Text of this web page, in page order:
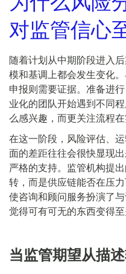
对监管信心
随着计划从中期阶段进入
模和基调上都会发生变化
申报则需要证据。准备进
业化的团队开始遇到不同
么感兴趣，而更关注流程
在这一阶段，风险评估、
面的差距往往会很快显现
严格的支持。监管机构提
转，而是供应链能否在压
使咨询和顾问服务扮演了
觉得可有可无的东西变得至
当监管期望从描